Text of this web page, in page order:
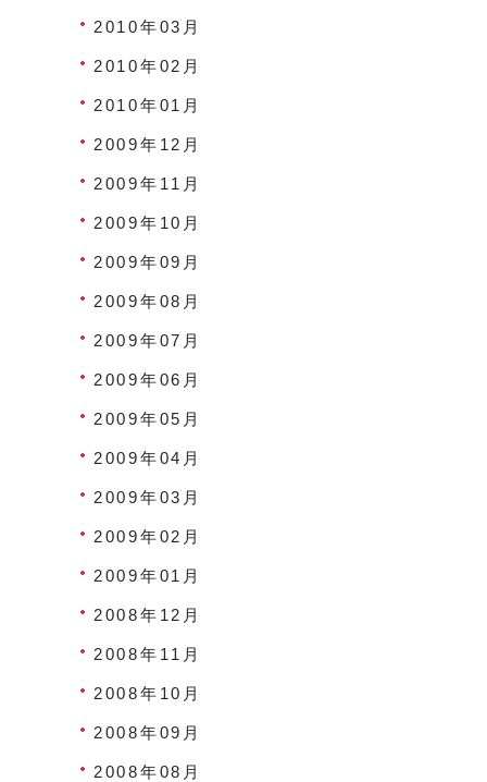
2010年03月
2010年02月
2010年01月
2009年12月
2009年11月
2009年10月
2009年09月
2009年08月
2009年07月
2009年06月
2009年05月
2009年04月
2009年03月
2009年02月
2009年01月
2008年12月
2008年11月
2008年10月
2008年09月
2008年08月